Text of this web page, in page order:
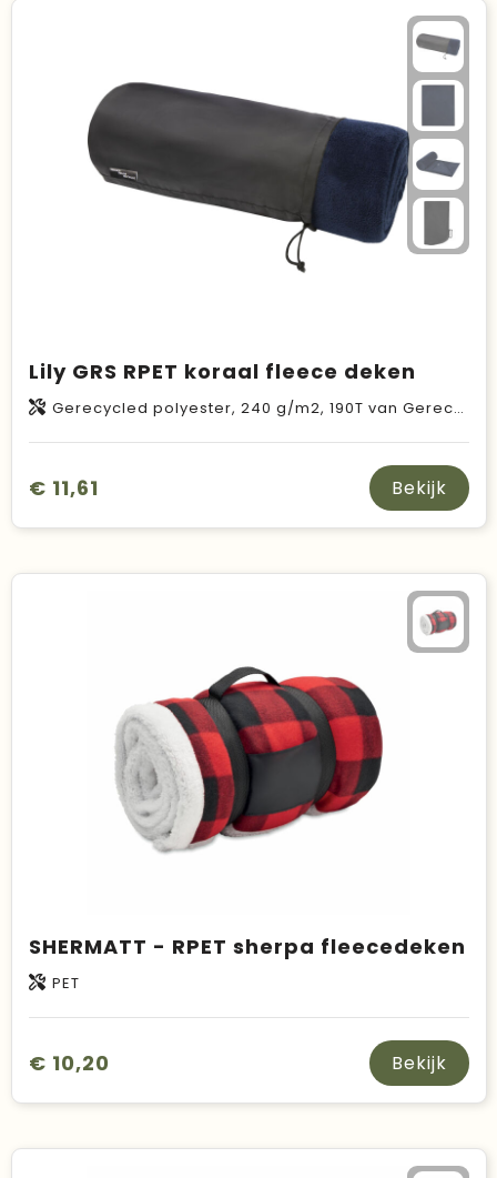
Lily GRS RPET koraal fleece deken
Gerecycled polyester, 240 g/m2, 190T van Gerecycled polyester
€ 11,61 Bekijk
SHERMATT - RPET sherpa fleecedeken
PET
€ 10,20 Bekijk